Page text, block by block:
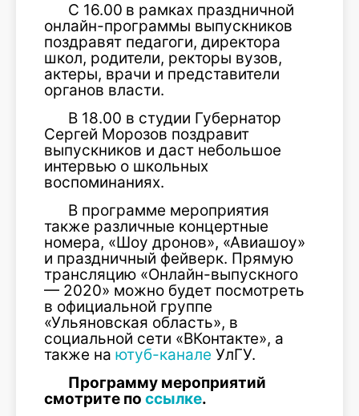
С 16.00 в рамках праздничной
онлайн-программы выпускников
поздравят педагоги, директора
школ, родители, ректоры вузов,
актеры, врачи и представители
органов власти.
В 18.00 в студии Губернатор
Сергей Морозов поздравит
выпускников и даст небольшое
интервью о школьных
воспоминаниях.
В программе мероприятия
также различные концертные
номера, «Шоу дронов», «Авиашоу»
и праздничный фейверк. Прямую
трансляцию «Онлайн-выпускного
— 2020» можно будет посмотреть
в официальной группе
«Ульяновская область», в
социальной сети «ВКонтакте», а
также на ютуб-канале УлГУ.
Программу мероприятий
смотрите по ссылке.